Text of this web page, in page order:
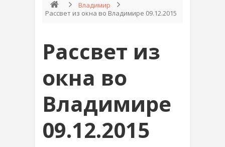
Владимир
Рассвет из окна во Владимире 09.12.2015
Рассвет из
окна во
Владимире
09.12.2015